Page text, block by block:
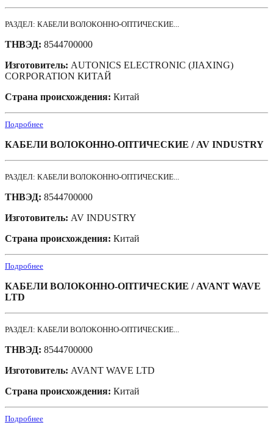
РАЗДЕЛ: КАБЕЛИ ВОЛОКОННО-ОПТИЧЕСКИЕ...
ТНВЭД: 8544700000
Изготовитель: AUTONICS ELECTRONIC (JIAXING)
CORPORATION КИТАЙ
Страна происхождения: Китай
Подробнее
КАБЕЛИ ВОЛОКОННО-ОПТИЧЕСКИЕ / AV INDUSTRY
РАЗДЕЛ: КАБЕЛИ ВОЛОКОННО-ОПТИЧЕСКИЕ...
ТНВЭД: 8544700000
Изготовитель: AV INDUSTRY
Страна происхождения: Китай
Подробнее
КАБЕЛИ ВОЛОКОННО-ОПТИЧЕСКИЕ / AVANT WAVE
LTD
РАЗДЕЛ: КАБЕЛИ ВОЛОКОННО-ОПТИЧЕСКИЕ...
ТНВЭД: 8544700000
Изготовитель: AVANT WAVE LTD
Страна происхождения: Китай
Подробнее